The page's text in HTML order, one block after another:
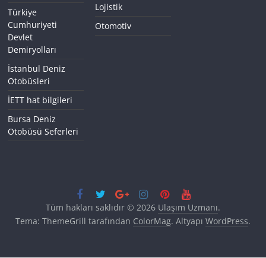
Türkiye
Cumhuriyeti
Devlet
Demiryolları
İstanbul Deniz
Otobüsleri
İETT hat bilgileri
Bursa Deniz
Otobüsü Seferleri
Lojistik
Otomotiv
Tüm hakları saklıdır © 2026 Ulaşım Uzmanı.
Tema: ThemeGrill tarafından ColorMag. Altyapı WordPress.